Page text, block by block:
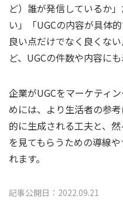
ど）誰が発信しているか
い」「UGCの内容が具体
良い点だけでなく良くな
ど、UGCの件数や内容にも
企業がUGCをマーケティ
めには、より生活者の参
的に生成される工夫と、
を見てもらうための導線
れます。
記事公開日：2022.09.21